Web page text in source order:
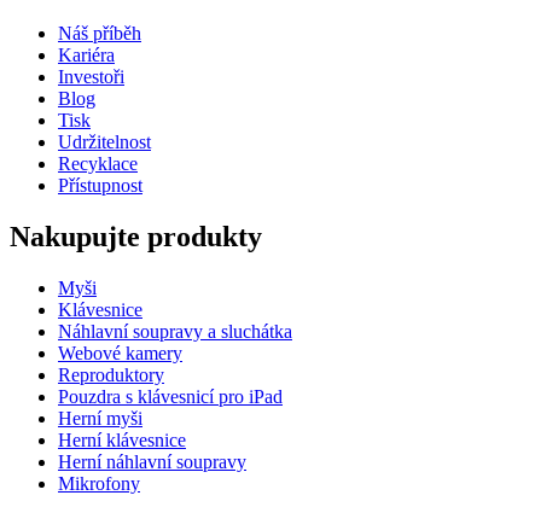
Náš příběh
Kariéra
Investoři
Blog
Tisk
Udržitelnost
Recyklace
Přístupnost
Nakupujte produkty
Myši
Klávesnice
Náhlavní soupravy a sluchátka
Webové kamery
Reproduktory
Pouzdra s klávesnicí pro iPad
Herní myši
Herní klávesnice
Herní náhlavní soupravy
Mikrofony